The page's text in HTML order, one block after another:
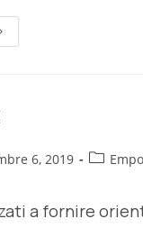
6, 2019
a fornire